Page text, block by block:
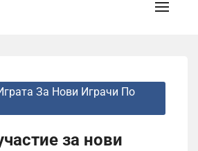
За Нови Играчи По
за нови